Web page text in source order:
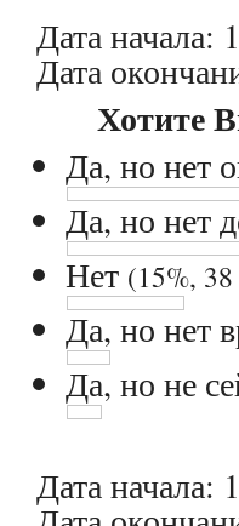
Дата начала:
Дата
Хотите
Да, но нет
Да, но нет
Нет (15%,
Да, но нет
Да, но не
Дата начала: